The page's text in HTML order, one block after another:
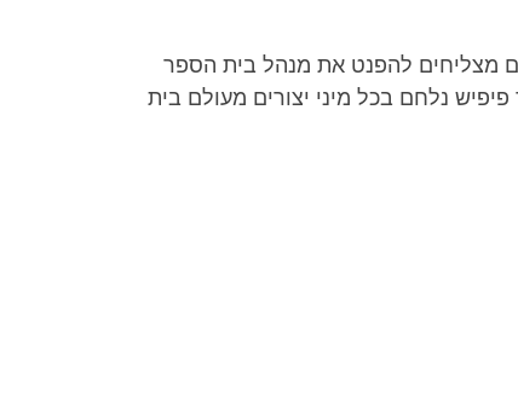
מצליחים להפנט את מנהל בית הספר
נלחם בכל מיני יצורים מעולם בית